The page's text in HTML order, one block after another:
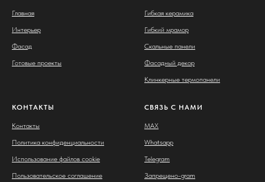
Главная
Интерьер
Фасад
Готовые проекты
Гибкая керамика
Гибкий мрамор
Скальные панели
Фасадный декор
Клинкерные термопанели
КОНТАКТЫ
Контакты
Политика конфиденциальности
Использование файлов cookie
Пользовательское соглашение
СВЯЗЬ С НАМИ
MAX
Whatsapp
Telegram
Запрещено-gram